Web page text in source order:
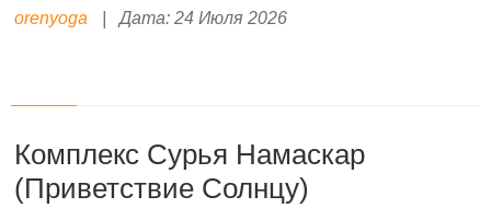
orenyoga
Дата: 24 Июля 2026
Комплекс Сурья Намаскар
(Приветствие Солнцу)